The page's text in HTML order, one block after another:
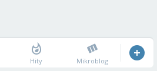
Hity Mikroblog